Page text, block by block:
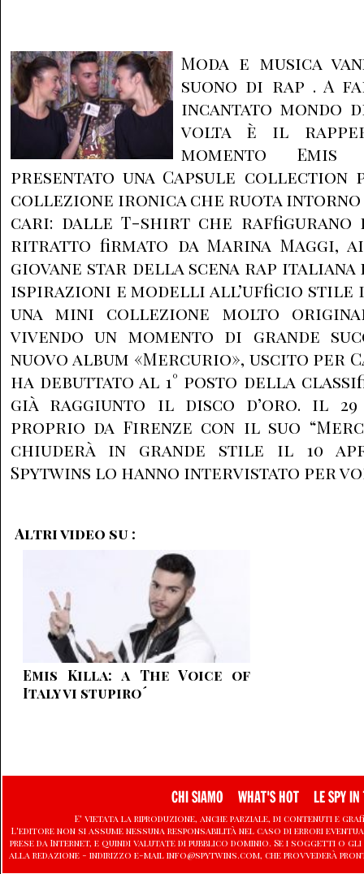
Moda e musica
suono di rap . A
incantato mondo
volta è il
momento
presentato una Capsule collection
collezione ironica che ruota intorno
cari: dalle T-shirt che raffigurano
ritratto firmato da Marina Maggi,
giovane star della scena rap italiana
ispirazioni e modelli all’ufficio stile
una mini collezione molto
vivendo un momento di grande
nuovo album «Mercurio», uscito per
ha debuttato al 1° posto della
già raggiunto il disco d’oro. il
proprio da Firenze con il suo
chiuderà in grande stile il 10
Spytwins lo hanno intervistato per
Altri video su :
Emis Killa: a The Voice of
Italy vi stupiro´
CHI SIAMO WHAT'S HOT LE SPY IN
E' vietata la riproduzione, anche parziale, di contenuti e
L'editore non si assume nessuna responsabilità nel caso di errori
prese da Internet, e quindi valutate di pubblico dominio. Se i soggetti
alla redazione - indirizzo e-mail info@spytwins.com, che provvederà